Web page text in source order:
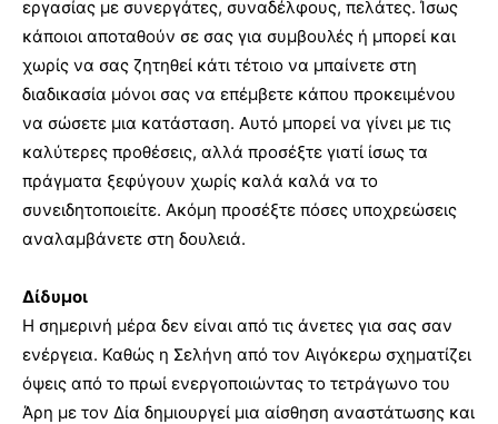
εργασίας με συνεργάτες, συναδέλφους, πελάτες. Ίσως
κάποιοι αποταθούν σε σας για συμβουλές ή μπορεί και
χωρίς να σας ζητηθεί κάτι τέτοιο να μπαίνετε στη
διαδικασία μόνοι σας να επέμβετε κάπου προκειμένου
να σώσετε μια κατάσταση. Αυτό μπορεί να γίνει με τις
καλύτερες προθέσεις, αλλά προσέξτε γιατί ίσως τα
πράγματα ξεφύγουν χωρίς καλά καλά να το
συνειδητοποιείτε. Ακόμη προσέξτε πόσες υποχρεώσεις
αναλαμβάνετε στη δουλειά.
Δίδυμοι
Η σημερινή μέρα δεν είναι από τις άνετες για σας σαν
ενέργεια. Καθώς η Σελήνη από τον Αιγόκερω σχηματίζει
όψεις από το πρωί ενεργοποιώντας το τετράγωνο του
Άρη με τον Δία δημιουργεί μια αίσθηση αναστάτωσης και